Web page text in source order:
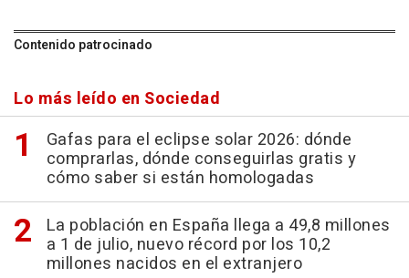
Contenido patrocinado
Lo más leído en Sociedad
Gafas para el eclipse solar 2026: dónde
comprarlas, dónde conseguirlas gratis y
cómo saber si están homologadas
La población en España llega a 49,8 millones
a 1 de julio, nuevo récord por los 10,2
millones nacidos en el extranjero